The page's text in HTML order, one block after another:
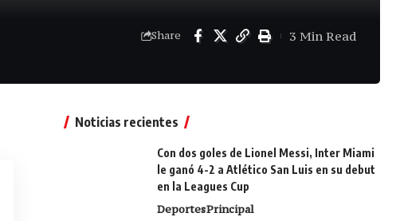
Share 3 Min Read
Noticias recientes
Con dos goles de Lionel Messi, Inter Miami
le ganó 4-2 a Atlético San Luis en su debut
en la Leagues Cup
DeportesPrincipal